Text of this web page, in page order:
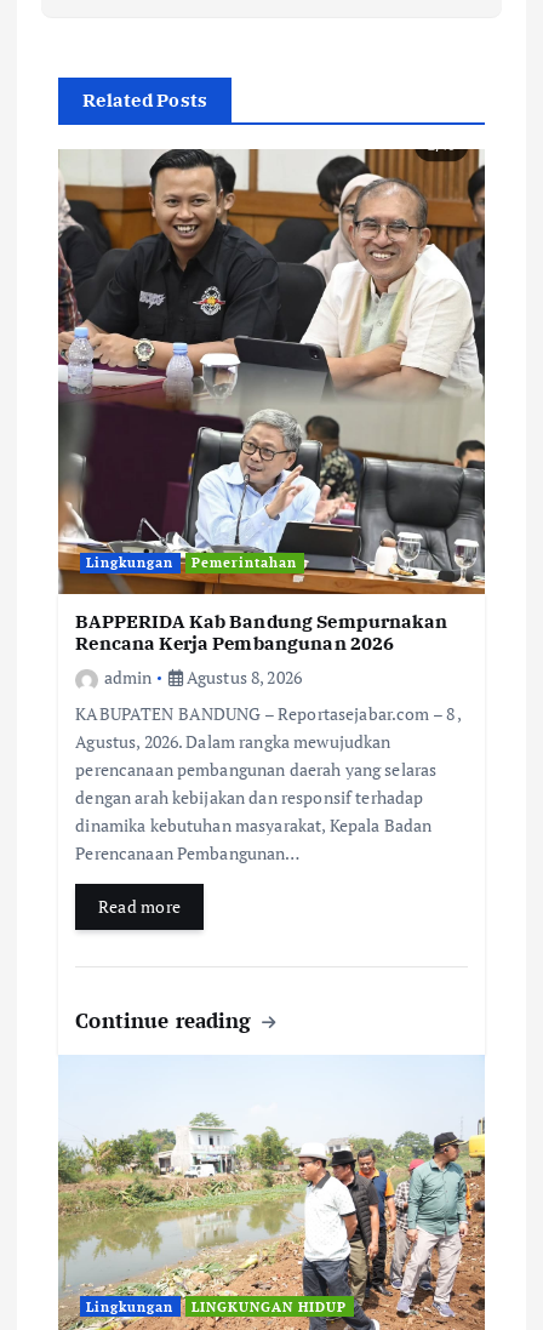
Related Posts
Lingkungan Pemerintahan
BAPPERIDA Kab Bandung Sempurnakan
Rencana Kerja Pembangunan 2026
admin
Agustus 8, 2026
KABUPATEN BANDUNG – Reportasejabar.com – 8 ,
Agustus, 2026. Dalam rangka mewujudkan
perencanaan pembangunan daerah yang selaras
dengan arah kebijakan dan responsif terhadap
dinamika kebutuhan masyarakat, Kepala Badan
Perencanaan Pembangunan…
Read more
Continue reading
Lingkungan LINGKUNGAN HIDUP